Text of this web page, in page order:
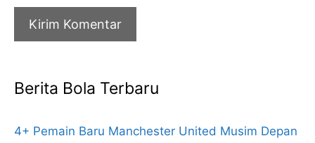
Berita Bola Terbaru
4+ Pemain Baru Manchester United Musim Depan